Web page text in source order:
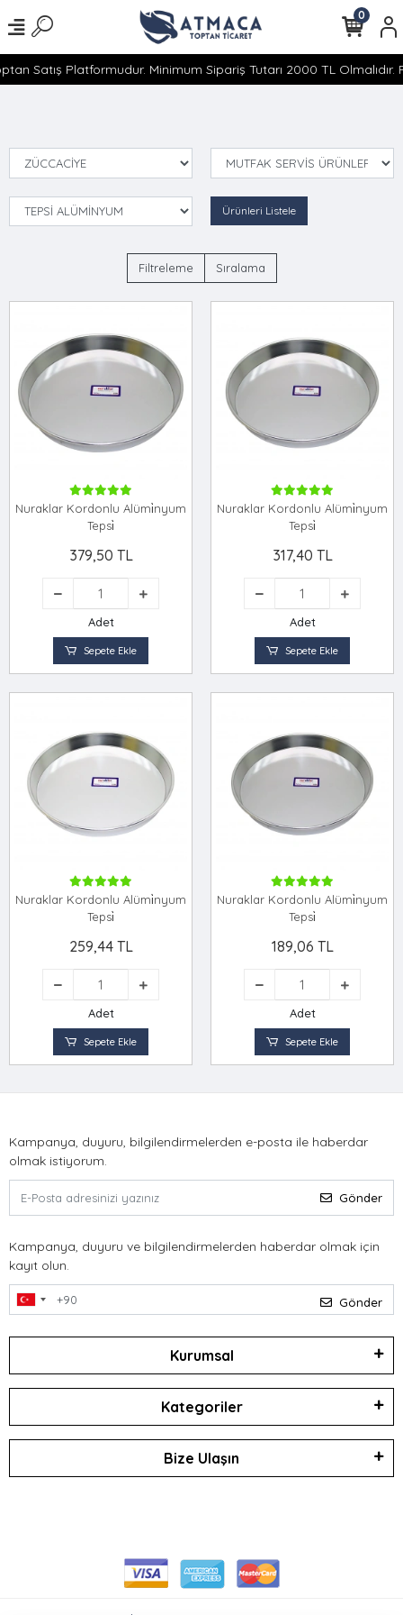
Satış Platformudur. Minimum Sipariş Tutarı 2000 TL Olmalıdır.
0
Ürünleri Listele
Filtreleme Sıralama
Nuraklar Kordonlu Alümi̇nyum
Tepsi̇
379,50 TL
Adet
Sepete Ekle
Nuraklar Kordonlu Alümi̇nyum
Tepsi̇
317,40 TL
Adet
Sepete Ekle
Nuraklar Kordonlu Alümi̇nyum
Tepsi̇
259,44 TL
Adet
Sepete Ekle
Nuraklar Kordonlu Alümi̇nyum
Tepsi̇
189,06 TL
Adet
Sepete Ekle
Kampanya, duyuru, bilgilendirmelerden e-posta ile haberdar
olmak istiyorum.
Gönder
Kampanya, duyuru ve bilgilendirmelerden haberdar olmak için
kayıt olun.
Gönder
Kurumsal
Kategoriler
Bize Ulaşın